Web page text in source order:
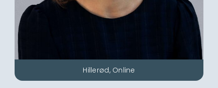
Hillerød, Online